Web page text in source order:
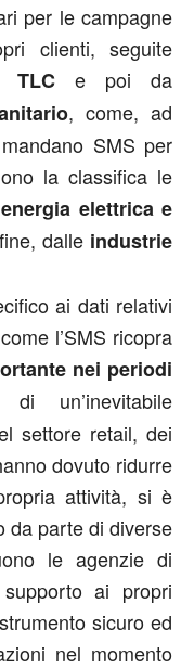
per le campagne
clienti, seguite
TLC e poi da
, come, ad
SMS per
la classifica le
elettrica e
dalle industrie
ai dati relativi
l’SMS ricopra
nei periodi
un’inevitabile
settore retail, dei
dovuto ridurre
attività, si è
da parte di diverse
le agenzie di
ai propri
sicuro ed
nel momento